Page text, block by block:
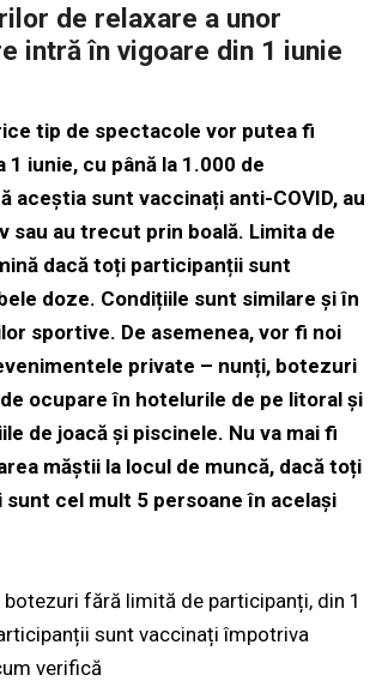
de relaxare a unor
intră în vigoare din 1 iunie
tip de spectacole vor putea fi
1 iunie, cu până la 1.000 de
aceștia sunt vaccinați anti-COVID, au
sau au trecut prin boală. Limita de
dacă toți participanții sunt
doze. Condițiile sunt similare și în
sportive. De asemenea, vor fi noi
private – nunți, botezuri
ocupare în hotelurile de pe litoral și
de joacă și piscinele. Nu va mai fi
măștii la locul de muncă, dacă toți
sunt cel mult 5 persoane în același
botezuri fără limită de participanți, din 1
sunt vaccinați împotriva
verifică